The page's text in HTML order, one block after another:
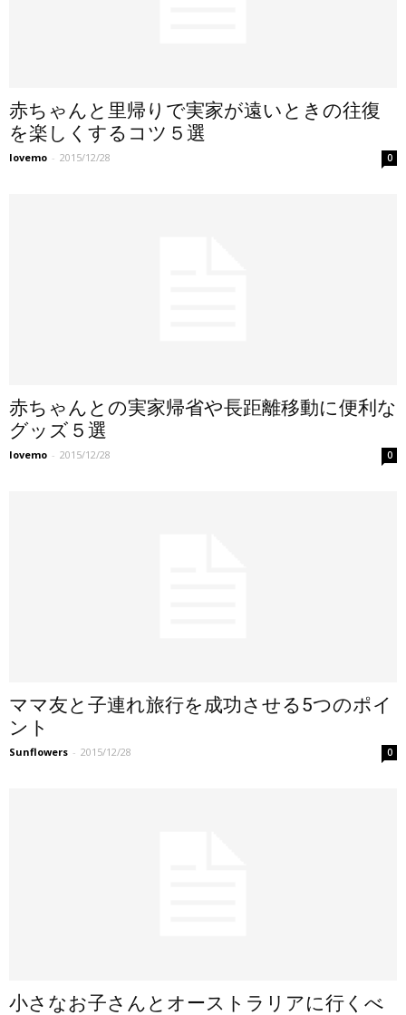
赤ちゃんと里帰りで実家が遠いときの往復
を楽しくするコツ５選
lovemo - 2015/12/28 0
赤ちゃんとの実家帰省や長距離移動に便利な
グッズ５選
lovemo - 2015/12/28 0
ママ友と子連れ旅行を成功させる5つのポイ
ント
Sunflowers - 2015/12/28 0
小さなお子さんとオーストラリアに行くべ